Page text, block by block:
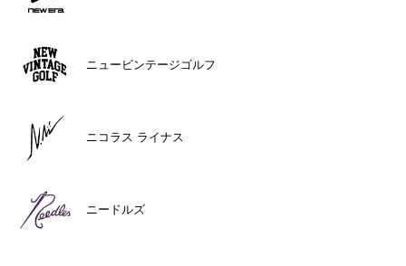
ニュービンテージゴルフ
ニコラス ライナス
ニードルズ